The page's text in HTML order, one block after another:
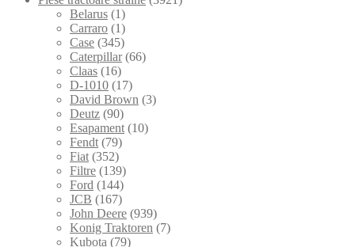
Belarus (1)
Carraro (1)
Case (345)
Caterpillar (66)
Claas (16)
D-1010 (17)
David Brown (3)
Deutz (90)
Esapament (10)
Fendt (79)
Fiat (352)
Filtre (139)
Ford (144)
JCB (167)
John Deere (939)
Konig Traktoren (7)
Kubota (79)